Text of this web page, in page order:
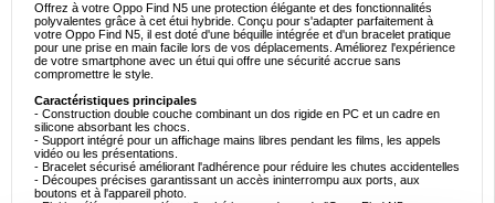
Offrez à votre Oppo Find N5 une protection élégante et des fonctionnalités
polyvalentes grâce à cet étui hybride. Conçu pour s'adapter parfaitement à
votre Oppo Find N5, il est doté d'une béquille intégrée et d'un bracelet pratique
pour une prise en main facile lors de vos déplacements. Améliorez l'expérience
de votre smartphone avec un étui qui offre une sécurité accrue sans
compromettre le style.
Caractéristiques principales
- Construction double couche combinant un dos rigide en PC et un cadre en
silicone absorbant les chocs.
- Support intégré pour un affichage mains libres pendant les films, les appels
vidéo ou les présentations.
- Bracelet sécurisé améliorant l'adhérence pour réduire les chutes accidentelles
- Découpes précises garantissant un accès ininterrompu aux ports, aux
boutons et à l'appareil photo.